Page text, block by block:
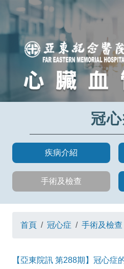
冠
疾病介紹
手術及檢查
首頁 冠心症 手術及檢查
【亞東院訊 第288期】冠心症